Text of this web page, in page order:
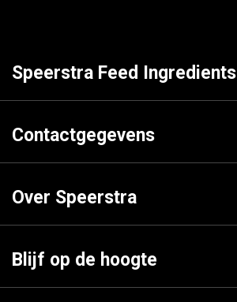
Speerstra Feed Ingredients
Contactgegevens
Over Speerstra
Blijf op de hoogte